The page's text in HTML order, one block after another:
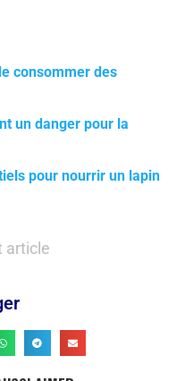
consommer des
un danger pour la
pour nourrir un lapin
article